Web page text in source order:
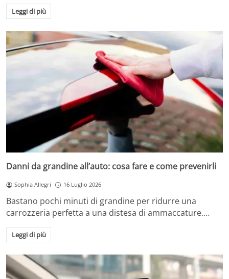
Leggi di più
Danni da grandine all’auto: cosa fare e come prevenirli
Sophia Allegri 16 Luglio 2026
Bastano pochi minuti di grandine per ridurre una
carrozzeria perfetta a una distesa di ammaccature.…
Leggi di più